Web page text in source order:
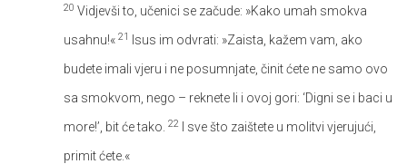
20 Vidjevši to, učenici se začude: »Kako umah smokva
usahnu!« 21
Isus im odvrati: »Zaista, kažem vam, ako
budete imali vjeru i ne posumnjate, činit ćete ne samo ovo
sa smokvom, nego – reknete li i ovoj gori: ‘Digni se i baci u
more!’, bit će tako. 22
I sve što zaištete u molitvi vjerujući,
primit ćete.«